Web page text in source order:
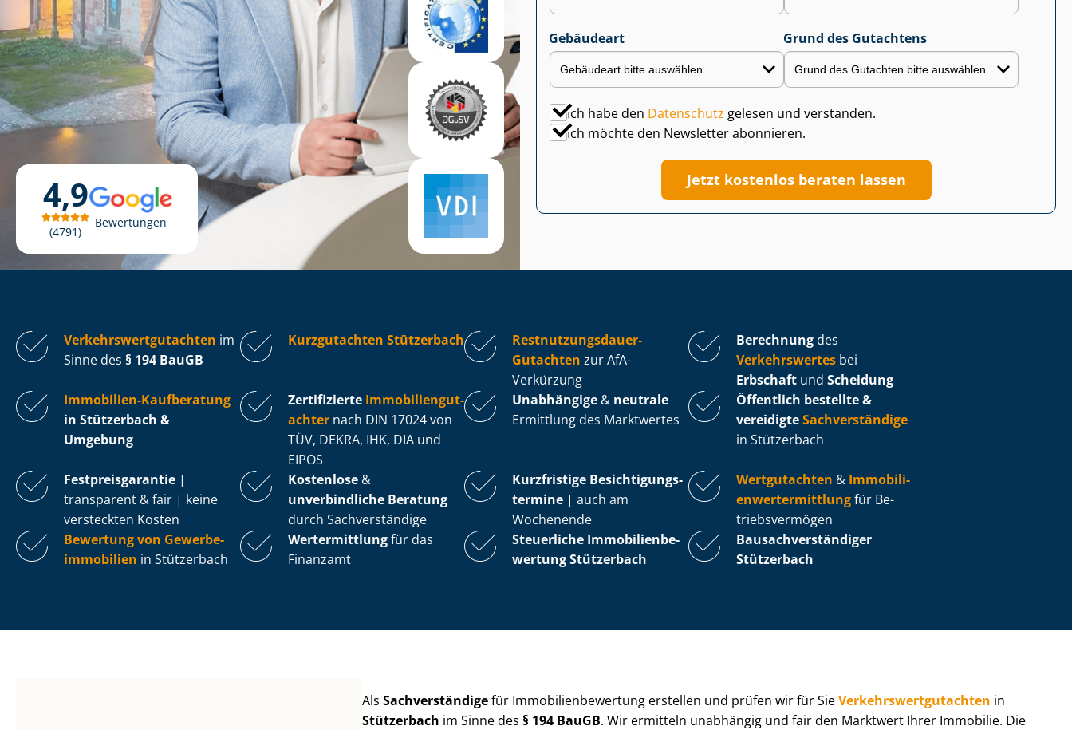
4,9
4791
Bewertungen
Gebäudeart Grund des Gutachtens
Ich habe den Datenschutz gelesen und verstanden.
Ich möchte den Newsletter abonnieren.
Jetzt kostenlos beraten lassen
Ver­kehrs­wert­gut­ach­ten im
Sinne des § 194 BauGB
Kurzgutachten Stützerbach
Rest­nut­zungs­dau­er-
Gutachten zur AfA-
Verkürzung
Berechnung des
Verkehrswertes bei
Erbschaft und Scheidung
Immobilien-Kaufberatung
in Stützerbach &
Umgebung
Zertifizierte Im­mo­bi­li­en­gut­
ach­ter nach DIN 17024 von
TÜV, DEKRA, IHK, DIA und
EIPOS
Unabhängige & neutrale
Ermittlung des Marktwertes
Öffentlich bestellte &
vereidigteSachverständige
in Stützerbach
Fest­preis­ga­ran­tie |
transparent & fair | keine
versteckten Kosten
Kostenlose &
unverbindliche Beratung
durch Sachverständige
Kurzfristige Be­sich­ti­gungs­
ter­mi­ne | auch am
Wochenende
Wertgutachten & Im­mo­bi­li­
en­wert­ermitt­lungfür Be­
triebs­ver­mö­gen
Bewertung von Ge­wer­be­
im­mo­bi­li­en in Stützerbach
Wertermittlungfür das
Finanzamt
Steuerliche Im­mo­bi­li­en­be­
wer­tungStützerbach
Bau­sach­ver­stän­di­ger
Stützerbach
AlsSachverständigefür Im­mo­bi­li­en­be­wer­tung erstellen und prüfen wir für SieVer­kehrs­wert­gut­ach­ten in
Stützerbach im Sinne des§ 194 BauGB. Wir ermitteln unabhängig und fair den Marktwert Ihrer Immobilie. Die